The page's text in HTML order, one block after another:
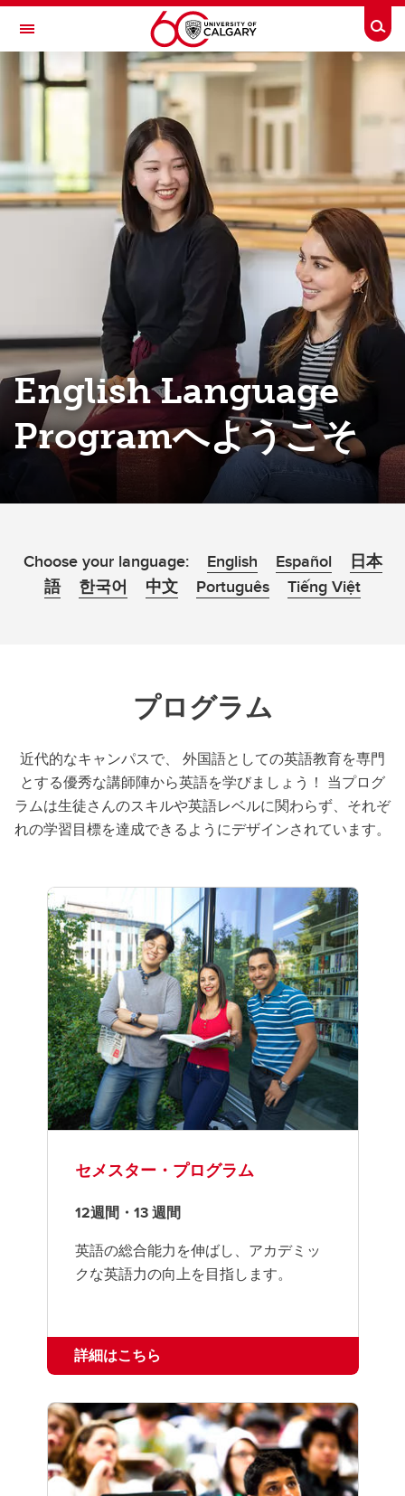
Skip to main content
Toggle Navigation
ENGLISH LANGUAGE PROGRAM
English Language Program (Japanese)
コース案内
ご登録
受講資格、お支払い、払い戻し等について
キャンパスと周辺環境
お問い合わせ
English Language
Programへようこそ
Choose your language: English Español
日本
語
한국어 中文 Português Tiếng Việt
プログラム
近代的なキャンパスで、 外国語としての英語教育を専門
とする優秀な講師陣から英語を学びましょう！ 当プログ
ラムは生徒さんのスキルや英語レベルに関わらず、それぞ
れの学習目標を達成できるようにデザインされています。
セメスター・プログラム
12週間・13 週間
英語の総合能力を伸ばし、アカデミッ
クな英語力の向上を目指します。
詳細はこちら